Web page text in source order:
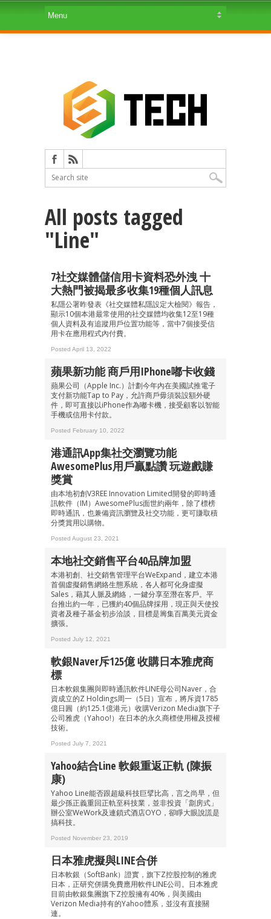
All posts tagged
"Line"
7社交媒體儲信用卡資料恐外洩 十
大熱門被揭最多收集19種個人訊息
私隱公署昨發表《社交媒體私隱設定大檢閱》報告，
顯示10個本港最常使用的社交媒體均收集12至19種
個人資料及有追蹤用戶位置功能等，當中7個接受信
用卡在應用程式內付費。
Posted April 13, 2022
蘋果新功能 商戶用iPhone嘟卡收錢
蘋果公司（Apple Inc.）計劃今年內在美國試推電子
支付新功能Tap to Pay，允許商戶毋須裝設額外硬
件，即可直接以iPhone作為嘟卡機，接受顧客以智能
手機或信用卡付款。
Posted February 10, 2022
港通訊App集社交瀏覽功能
AwesomePlus用戶贏點讚 玩遊戲賺
獎賞
由本地初創V3REE Innovation Limited開發的即時通
訊軟件（IM）AwesomePlus面世約兩年，除了標榜
即時通訊，也兼備資訊瀏覽及社交功能，更可賺取積
分獎賞用以購物。
Posted August 23, 2021
本地社交銷售平台40品牌加盟
本港初創、社交銷售管理平台WeExpand，建立本港
首個虛擬銷售網絡生態系統，各人都可化身虛擬
Sales，藉其人脈及網絡，一鍵分享至潛在客戶。平
台推出約一年，已獲約40個品牌採用，現正與天使投
資者及種子基金初步洽談，目標是籌集百萬美元資金
擴張。
Posted July 12, 2021
軟銀Naver斥125億 收購日本雅虎商
標
日本軟銀集團與即時通訊軟件LINE母公司Naver，合
資成立的Z Holdings周一（5日）宣布，將斥資1785
億日圓（約125.1億港元）收購Verizon Media旗下子
公司雅虎（Yahoo!）在日本的永久商標使用權及授權
技術。
Posted July 7, 2021
Yahoo結合Line 軟銀重返正軌 (陳振
康)
Yahoo Line能否跟超級科技巨擘比高，言之尚早，但
最少孫正義重回正軌至科技業，並非投資「劏房式」
辦公室WeWork及連鎖式酒店OYO，卻睜大眼說謊是
搞科技。
Posted November 23, 2019
日本雅虎擬與LINE合併
日本軟銀（SoftBank）證實，旗下Z控股控制的雅虎
日本，正研究併購免費應用軟件LINE公司。日本雅虎
目前由軟銀集團旗下Z控股擁有40%，與美國由
Verizon Media持有的Yahoo體系，並沒有直接關
連。
成為 EJ Tech 會員
最新資訊（附創業懶人包）
箱！